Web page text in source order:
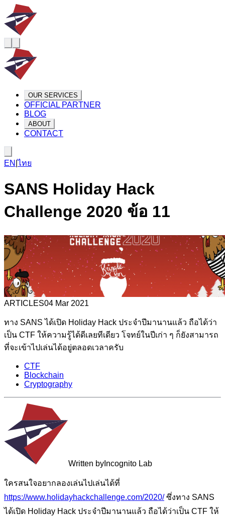
OUR SERVICES
OFFICIAL PARTNER
BLOG
ABOUT
CONTACT
EN |ไทย
SANS Holiday Hack
Challenge 2020 ข้อ 11
ARTICLES04 Mar 2021
ทาง SANS ได้เปิด Holiday Hack ประจำปีมานานแล้ว ถือได้ว่า
เป็น CTF ให้ความรู้ได้ดีเลยทีเดียว โจทย์ในปีเก่า ๆ ก็ยังสามารถ
ที่จะเข้าไปเล่นได้อยู่ตลอดเวลาครับ
CTF
Blockchain
Cryptography
Written by Incognito Lab
ใครสนใจอยากลองเล่นไปเล่นได้ที่
https://www.holidayhackchallenge.com/2020/ซึ่งทาง SANS
ได้เปิด Holiday Hack ประจำปีมานานแล้ว ถือได้ว่าเป็น CTF ให้